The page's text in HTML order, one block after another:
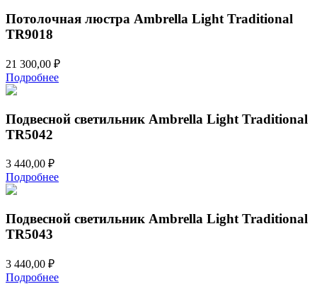
Потолочная люстра Ambrella Light Traditional
TR9018
21 300,00 ₽
Подробнее
Подвесной светильник Ambrella Light Traditional
TR5042
3 440,00 ₽
Подробнее
Подвесной светильник Ambrella Light Traditional
TR5043
3 440,00 ₽
Подробнее